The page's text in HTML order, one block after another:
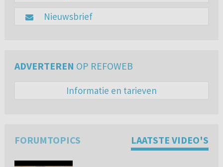
Nieuwsbrief
ADVERTEREN OP REFOWEB
Informatie en tarieven
FORUMTOPICS LAATSTE VIDEO'S